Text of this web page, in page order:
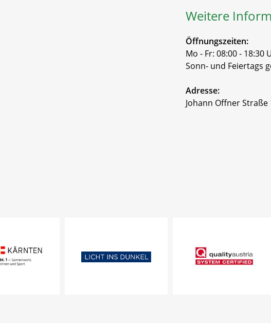
Weitere
Öffnungszeiten:
Mo - Fr: 08:00 - 18:30
Sonn- und Feiertags
Adresse:
Johann Offner